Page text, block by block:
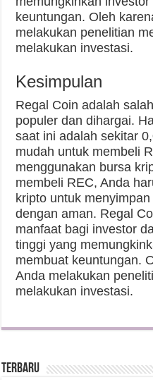
keuntungan. Oleh
melakukan penelitian
melakukan investasi.
Kesimpulan
Regal Coin adalah
populer dan dihargai.
saat ini adalah sekitar
mudah untuk membeli
menggunakan bursa
membeli REC, Anda
kripto untuk
dengan aman. Regal
manfaat bagi investor
tinggi yang
membuat keuntungan.
Anda melakukan
melakukan investasi.
Terbaru